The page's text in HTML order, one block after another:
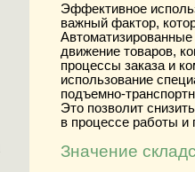
Эффективное
важный фактор,
движение товаров,
процессы заказа и
использование
подъемно-
Это позволит
в процессе работы
Значение